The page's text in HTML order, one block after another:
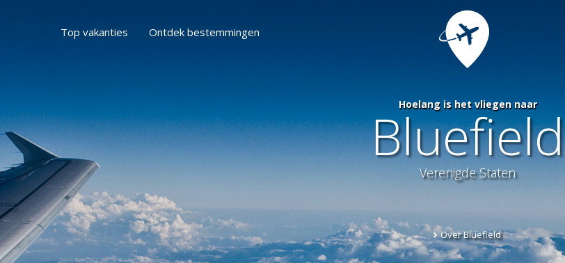
Top vakanties Ontdek bestemmingen
Hoelang is het vliegen naar
Bluefield
Verenigde Staten
Over Bluefield